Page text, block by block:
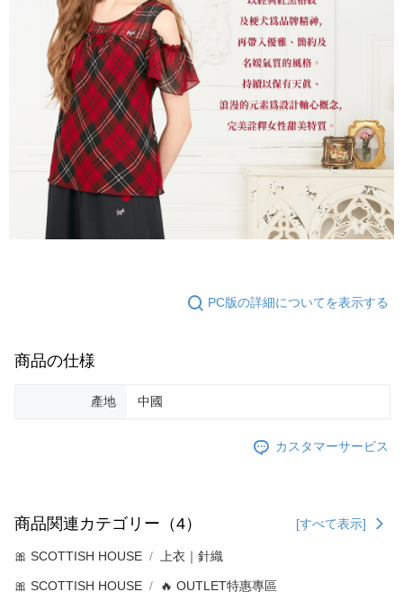
PC版の詳細についてを表示する
商品の仕様
產地 中國
カスタマーサービス
商品関連カテゴリー（4） [すべて表示]
🎀 SCOTTISH HOUSE 上衣｜針織
🎀 SCOTTISH HOUSE 🔥 OUTLET特惠專區